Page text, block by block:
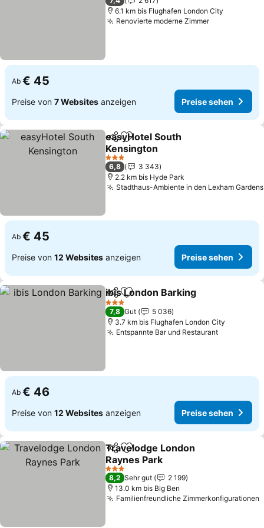
6.1 km bis Flughafen London City
Renovierte moderne ZimmerPreise
Ab € 45
Preise von 7 Websites anzeigen Preise sehen
TeilenZu Favoriten hinzufügen
easyHotel South
Kensington
Preise sehen
3 Sterne
6,8
3 343
2.2 km bis Hyde Park
Stadthaus-Ambiente in den Lexham Gardens
Ab € 45
Preise von 12 Websites anzeigen Preise sehen
TeilenZu Favoriten hinzufügen
ibis London Barking
3 Sterne
7,8 Gut
5 036
3.7 km bis Flughafen London City
Entspannte Bar und RestaurantPreise
Ab € 46
Preise von 12 Websites anzeigen Preise sehen
TeilenZu Favoriten hinzufügen
Travelodge London
Raynes Park
Preise sehen
3 Sterne
8,2 Sehr gut
2 199
13.0 km bis Big Ben
Familienfreundliche Zimmerkonfigurationen